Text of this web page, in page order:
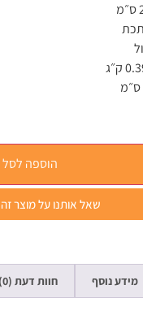
ק״ג
הוספה לסל
שאל אותנו על מוצר זה
מידע נוסף חוות דעת (0)